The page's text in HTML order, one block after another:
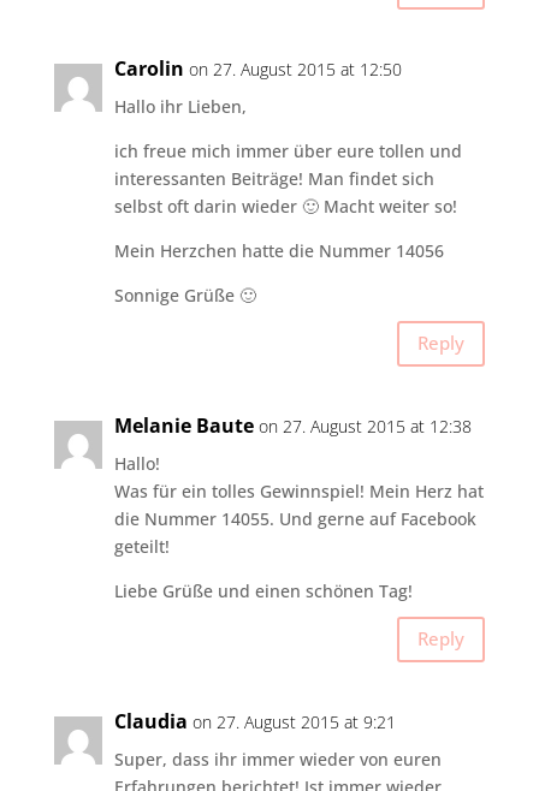
Carolin on 27. August 2015 at 12:50
Hallo ihr Lieben,
ich freue mich immer über eure tollen und
interessanten Beiträge! Man findet sich
selbst oft darin wieder 🙂 Macht weiter so!
Mein Herzchen hatte die Nummer 14056
Sonnige Grüße 🙂
Reply
Melanie Baute on 27. August 2015 at 12:38
Hallo!
Was für ein tolles Gewinnspiel! Mein Herz hat
die Nummer 14055. Und gerne auf Facebook
geteilt!
Liebe Grüße und einen schönen Tag!
Reply
Claudia on 27. August 2015 at 9:21
Super, dass ihr immer wieder von euren
Erfahrungen berichtet! Ist immer wieder